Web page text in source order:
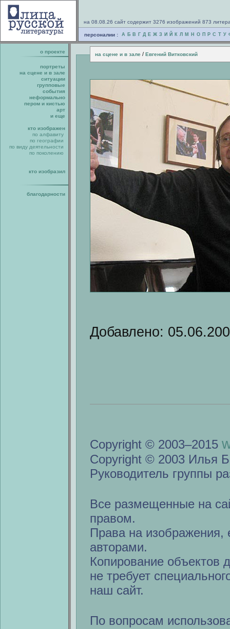
на 08.08.26 сайт содержит 3276 изображений 873
персоналии : А Б В Г Д Е Ж З И Й К Л М Н О П Р С Т У
о проекте на сцене и в зале / Евгений Витковский
портреты
на сцене и в зале
ситуации
групповые
события
неформально
пером и кистью
арт
и еще
кто изображен
по алфавиту
по географии
по виду деятельности
по поколению
кто изобразил
благодарности
Добавлено:
Copyright © 2003–2015
Copyright © 2003 Илья
Руководитель группы
Все размещенные на
правом.
Права на изображения,
авторами.
Копирование объектов
не требует
наш сайт.
По вопросам